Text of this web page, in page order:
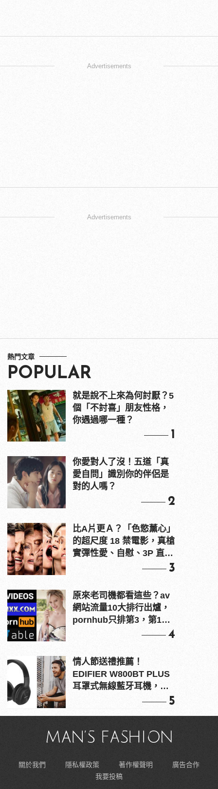
Advertisements
Advertisements
熱門文章
POPULAR
就是說不上來為何討厭？5
個「不討喜」朋友性格，
你遇過哪一種？
1
你愛對人了沒！五道「真
愛自問」識別你的伴侶是
對的人嗎？
2
比A片更Ａ？「色慾薰心」
的超尺度 18 禁電影，真槍
實彈性愛、自慰、3P 直接
3
原來老司機都看這些？av
網站流量10大排行出爐，
pornhub只排第3，第1名
4
情人節送禮推薦！
EDIFIER W800BT PLUS
耳罩式無線藍牙耳機，在
5
關於我們 隱私權政策 著作權聲明
廣告合作
我要投稿